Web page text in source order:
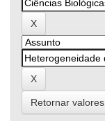
Retornar valores